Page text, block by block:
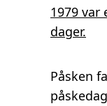
1979 var
dager.
Påsken